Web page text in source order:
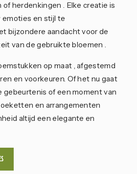
herdenkingen . Elke creatie is
en stijl te
bijzondere aandacht voor de
van de gebruikte bloemen .
op maat , afgestemd
en voorkeuren. Of het nu gaat
gebeurtenis of een moment van
en arrangementen
altijd een elegante en